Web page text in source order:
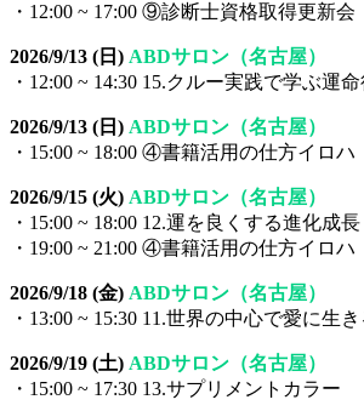
・12:00 ~ 17:00 ⑨診断士資格取得更新会
2026/9/13 (日) ABDサロン（名古屋）
・12:00 ~ 14:30 15.クルー実践で学ぶ運
2026/9/13 (日) ABDサロン（名古屋）
・15:00 ~ 18:00 ④書籍活用の仕方イロハ
2026/9/15 (火) ABDサロン（名古屋）
・15:00 ~ 18:00 12.運を良くする進化成長
・19:00 ~ 21:00 ④書籍活用の仕方イロハ
2026/9/18 (金) ABDサロン（名古屋）
・13:00 ~ 15:30 11.世界の中心で愛に生き
2026/9/19 (土) ABDサロン（名古屋）
・15:00 ~ 17:30 13.サプリメントカラー